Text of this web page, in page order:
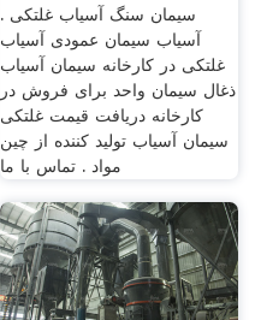
سیمان سنگ آسیاب غلتکی .
آسیاب سیمان عمودی آسیاب
غلتکی در کارخانه سیمان آسیاب
ذغال سیمان واحد برای فروش در
کارخانه دریافت قیمت غلتکی
سیمان آسیاب تولید کننده از چین
مواد . تماس با ما